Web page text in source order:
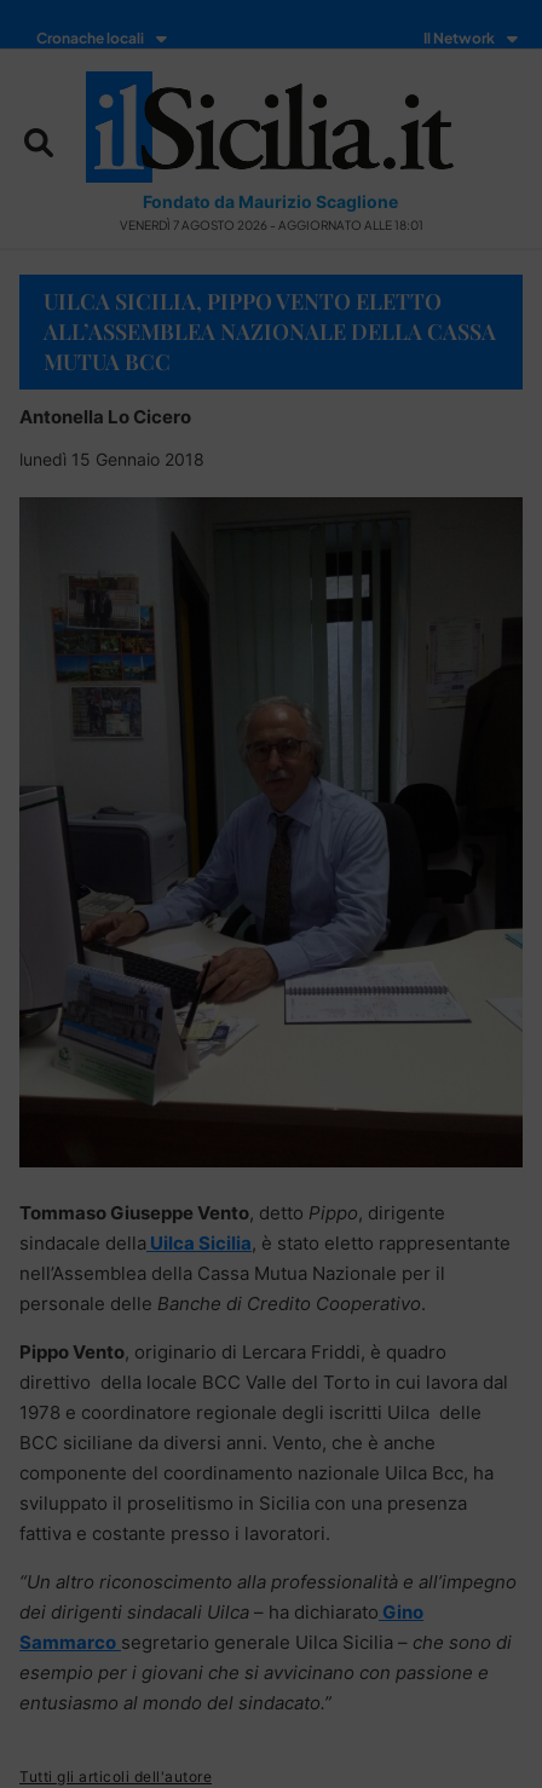
Cronache locali Il Network
Fondato da Maurizio Scaglione
VENERDÌ 7 AGOSTO 2026 - AGGIORNATO ALLE 18:01
UILCA SICILIA, PIPPO VENTO ELETTO
ALL’ASSEMBLEA NAZIONALE DELLA CASSA
MUTUA BCC
Antonella Lo Cicero
lunedì 15 Gennaio 2018
Tommaso Giuseppe Vento, detto Pippo, dirigente
sindacale della Uilca Sicilia, è stato eletto rappresentante
nell’Assemblea della Cassa Mutua Nazionale per il
personale delle Banche di Credito Cooperativo.
Pippo Vento, originario di Lercara Friddi, è quadro
direttivo della locale BCC Valle del Torto in cui lavora dal
1978 e coordinatore regionale degli iscritti Uilca delle
BCC siciliane da diversi anni. Vento, che è anche
componente del coordinamento nazionale Uilca Bcc, ha
sviluppato il proselitismo in Sicilia con una presenza
fattiva e costante presso i lavoratori.
“Un altro riconoscimento alla professionalità e all’impegno
dei dirigenti sindacali Uilca – ha dichiarato Gino
Sammarco segretario generale Uilca Sicilia – che sono di
esempio per i giovani che si avvicinano con passione e
entusiasmo al mondo del sindacato.”
Tutti gli articoli dell'autore